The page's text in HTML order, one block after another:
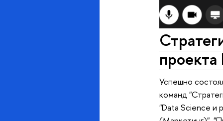
Успешно
команд
"Data Science и